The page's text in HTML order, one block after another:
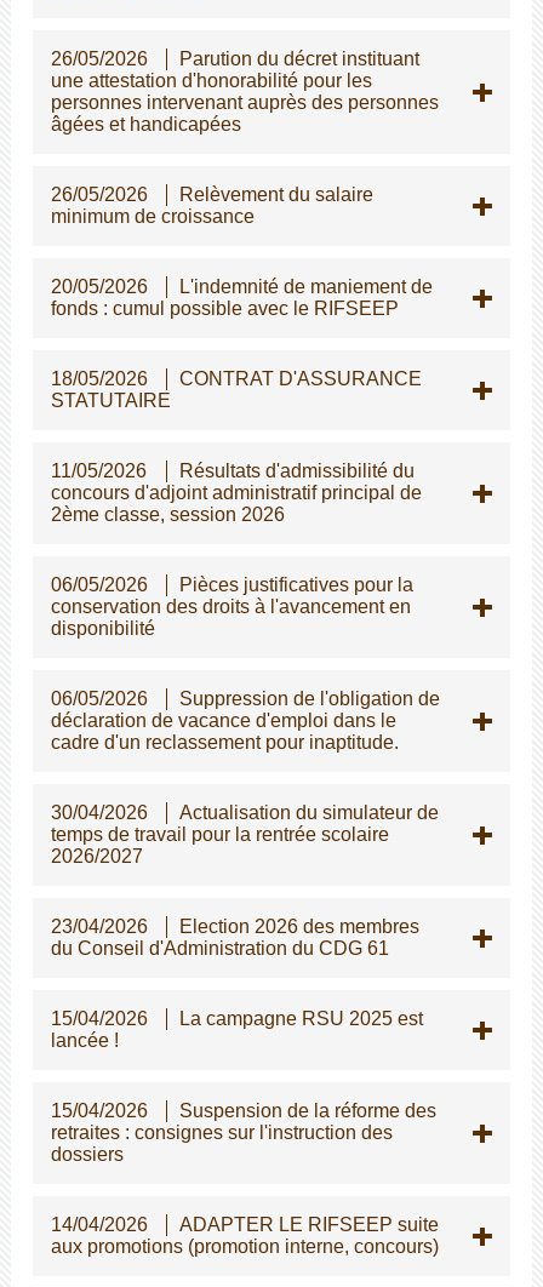
26/05/2026
Parution du décret instituant
une attestation d'honorabilité pour les
personnes intervenant auprès des personnes
gées et handicapées
26/05/2026
Relèvement du salaire
minimum de croissance
20/05/2026
L'indemnité de maniement de
fonds : cumul possible avec le RIFSEEP
18/05/2026
CONTRAT D'ASSURANCE
STATUTAIRE
11/05/2026
Résultats d'admissibilité du
concours d'adjoint administratif principal de
2ème classe, session 2026
06/05/2026
Pièces justificatives pour la
conservation des droits à l'avancement en
disponibilité
06/05/2026
Suppression de l'obligation de
déclaration de vacance d'emploi dans le
cadre d'un reclassement pour inaptitude.
30/04/2026
Actualisation du simulateur de
temps de travail pour la rentrée scolaire
2026/2027
23/04/2026
Election 2026 des membres
du Conseil d'Administration du CDG 61
15/04/2026
La campagne RSU 2025 est
lancée !
15/04/2026
Suspension de la réforme des
retraites : consignes sur l'instruction des
dossiers
14/04/2026
ADAPTER LE RIFSEEP suite
aux promotions (promotion interne, concours)